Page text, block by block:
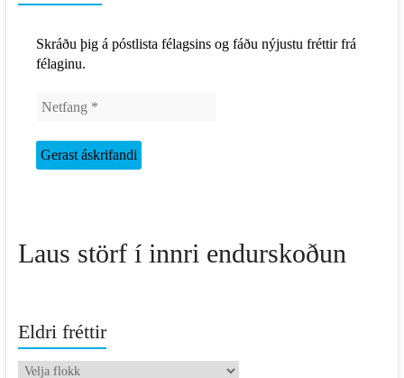
Skráðu þig á póstlista félagsins og fáðu nýjustu fréttir frá
félaginu.
Laus störf í innri endurskoðun
Eldri fréttir
Eldri